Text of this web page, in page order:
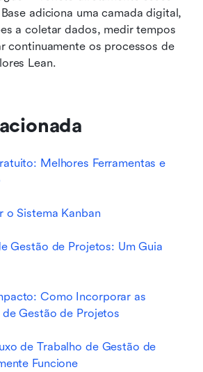
adiciona uma camada digital,
a coletar dados, medir tempos
continuamente os processos de
Lean.
Melhores Ferramentas e
o Sistema Kanban
Gestão de Projetos: Um Guia
Como Incorporar as
Gestão de Projetos
de Trabalho de Gestão de
Funcione